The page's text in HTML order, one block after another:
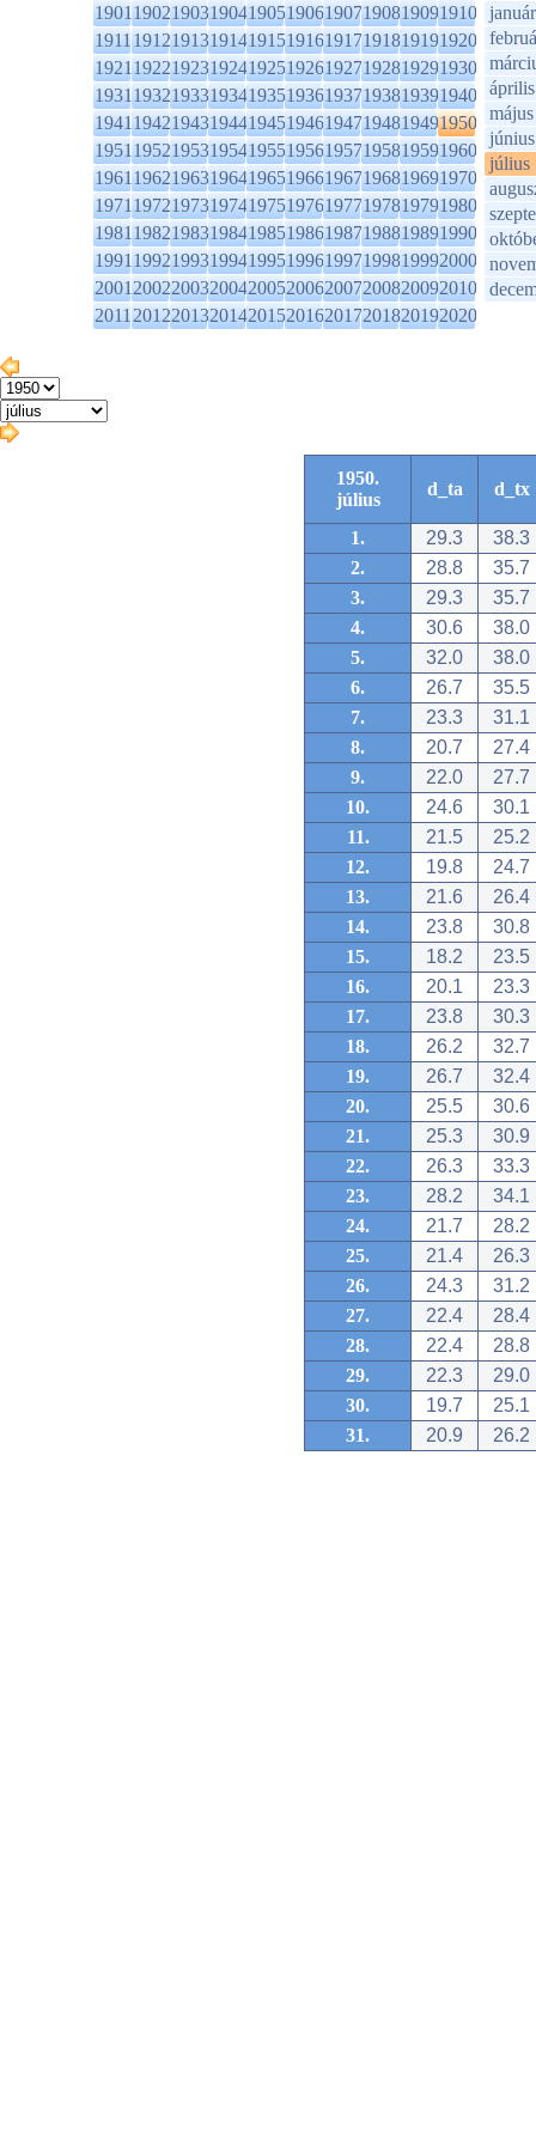
1901190219031904190519061907190819091910
1911191219131914191519161917191819191920
1921192219231924192519261927192819291930
1931193219331934193519361937193819391940
1941194219431944194519461947194819491950
1951195219531954195519561957195819591960
1961196219631964196519661967196819691970
1971197219731974197519761977197819791980
1981198219831984198519861987198819891990
1991199219931994199519961997199819992000
2001200220032004200520062007200820092010
2011201220132014201520162017201820192020
január
április
május
június
július
1950.
július
d_ta d_tx
1. 29.3
38.3
2.
28.8
35.7
3.
29.3
35.7
4.
30.6
38.0
5.
32.0
38.0
6.
26.7
35.5
7.
23.3
31.1
8.
20.7
27.4
9.
22.0
27.7
10.
24.6
30.1
11.
21.5
25.2
12.
19.8
24.7
13.
21.6
26.4
14.
23.8
30.8
15.
18.2
23.5
16.
20.1
23.3
17.
23.8
30.3
18.
26.2
32.7
19.
26.7
32.4
20.
25.5
30.6
21.
25.3
30.9
22.
26.3
33.3
23.
28.2
34.1
24.
21.7
28.2
25.
21.4
26.3
26.
24.3
31.2
27.
22.4
28.4
28.
22.4
28.8
29.
22.3
29.0
30.
19.7
25.1
31.
20.9 26.2